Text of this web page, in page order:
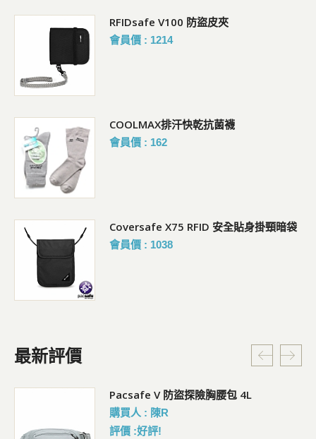
RFIDsafe V100 防盜皮夾
會員價 : 1214
COOLMAX排汗快乾抗菌襪
會員價 : 162
Coversafe X75 RFID 安全貼身掛頸暗袋
會員價 : 1038
最新評價
Pacsafe V 防盜探險胸腰包 4L
購買人 : 陳R
評價 :好評!